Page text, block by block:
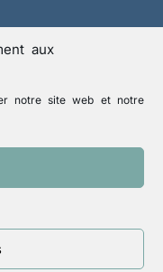
aux
notre site web et notre